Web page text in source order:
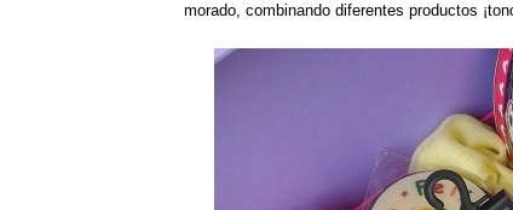
morado, combinando diferentes productos